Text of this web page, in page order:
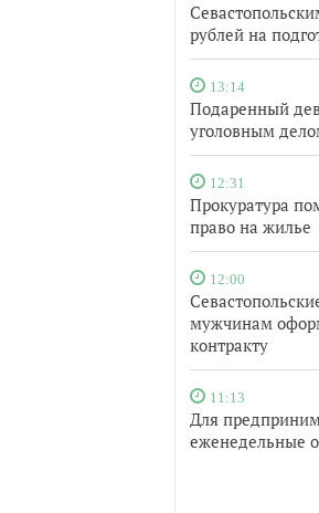
рублей на
13:14
Подаренный
уголовным
12:31
Прокуратура
право на жилье
12:00
мужчинам
контракту
11:13
Для
еженедельные